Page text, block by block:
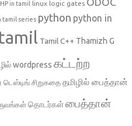
in tamil linux logic gates
tamil series python python in
tamil Tamil C++ Thamizh G
wordpress கட்டற்ற
டெஸ்டிங் சிறுகதை தமிழில் பைத்தான்
தொடர்கள்பைத்தான்